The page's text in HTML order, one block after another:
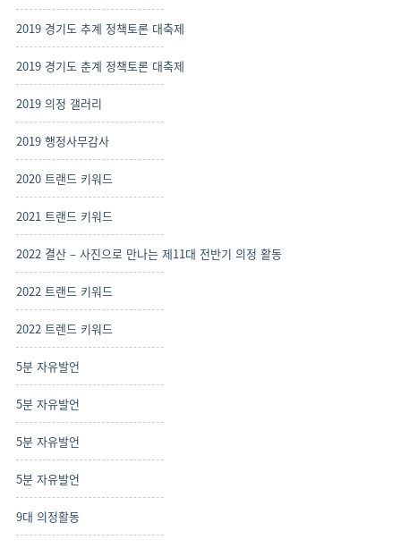
2019 경기도 추계 정책토론 대축제
2019 경기도 춘계 정책토론 대축제
2019 의정 갤러리
2019 행정사무감사
2020 트랜드 키워드
2021 트랜드 키워드
2022 결산 – 사진으로 만나는 제11대 전반기 의정 활동
2022 트랜드 키워드
2022 트렌드 키워드
5분 자유발언
5분 자유발언
5분 자유발언
5분 자유발언
9대 의정활동